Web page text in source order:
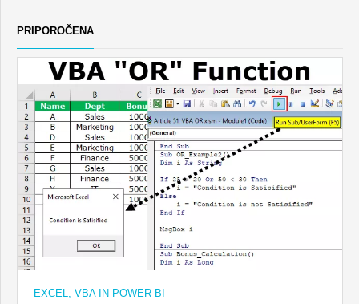
PRIPOROČENA
EXCEL, VBA IN POWER BI